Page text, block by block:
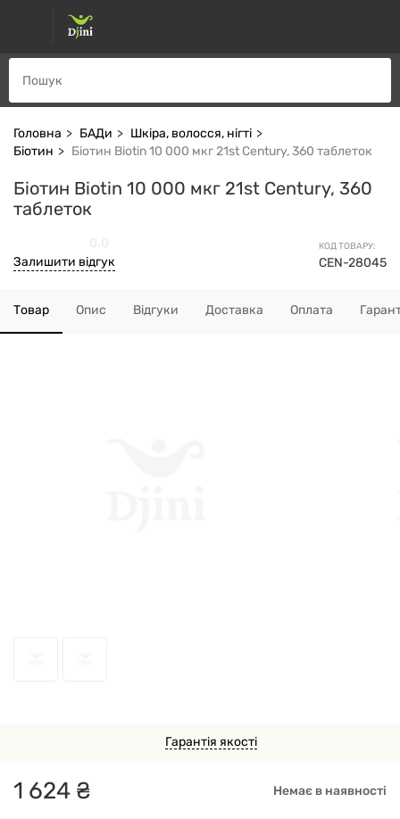
Головна БАДи
Шкіра, волосся, нігті
Біотин
Біотин Biotin 10 000 мкг 21st Century, 360 таблеток
Біотин Biotin 10 000 мкг 21st Century, 360
таблеток
КОД ТОВАРУ:
CEN-28045
Залишити відгук
Товар Опис Відгуки Доставка Оплата
Гарантія якості
1 624 ₴ Немає в наявності